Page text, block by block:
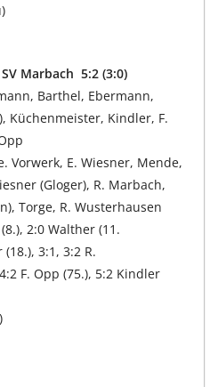
Marbach 5:2 (3:0)
Barthel, Ebermann,
Küchenmeister, Kindler, F.
Vorwerk, E. Wiesner, Mende,
(Gloger), R. Marbach,
Torge, R. Wusterhausen
2:0 Walther (11.
3:1, 3:2 R.
F. Opp (75.), 5:2 Kindler